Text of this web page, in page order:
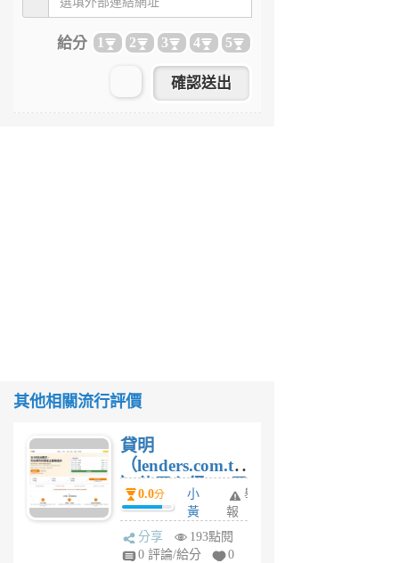
給分 1 2 3 4 5
其他相關流行評價
貸明
（lenders.com.tw
）使用心得 — 民
間貸款比較平台
體驗
0.0分
小
黃
蜂
1
舉
報
分享
193點閱
0 評論/給分
0